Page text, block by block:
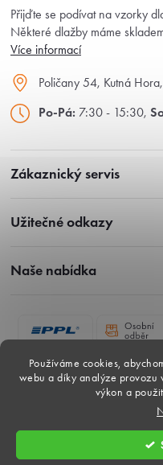
Používáme cookies,
webu a díky analýze provozu
výkon a
Zákaznický servis
Užitečné odkazy
Naše nabídka
Přijďte se podívat na vzorky
Některé dlažby máme
Více informací
Poličany 54, Kutná
Po-Pá: 7:30 - 15:30,
Copyright 2026Gardina-